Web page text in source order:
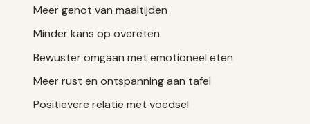
Meer genot van maaltijden
Minder kans op overeten
Bewuster omgaan met emotioneel eten
Meer rust en ontspanning aan tafel
Positievere relatie met voedsel